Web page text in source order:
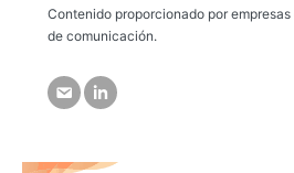
Contenido proporcionado por
de comunicación.